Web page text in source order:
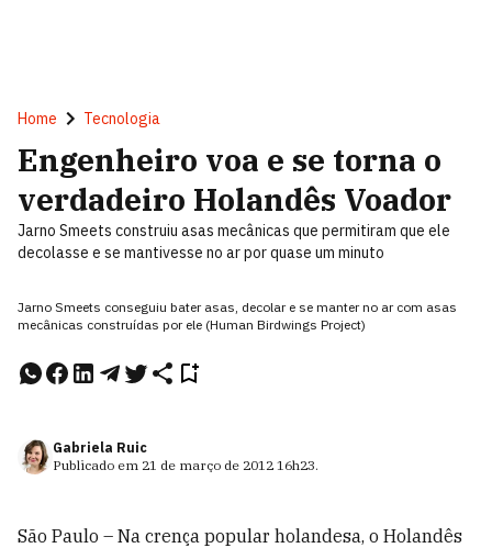
Home Tecnologia
Engenheiro voa e se torna o
verdadeiro Holandês Voador
Jarno Smeets construiu asas mecânicas que permitiram que ele
decolasse e se mantivesse no ar por quase um minuto
Jarno Smeets conseguiu bater asas, decolar e se manter no ar com asas
mecânicas construídas por ele (Human Birdwings Project)
Gabriela Ruic
Publicado em 21 de março de 2012 16h23.
São Paulo – Na crença popular holandesa, o Holandês